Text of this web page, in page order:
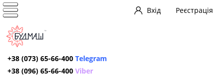
Вхід Реєстрація
+38 (073) 65-66-400 Telegram
+38 (096) 65-66-400 Viber